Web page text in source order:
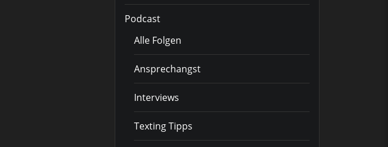
Podcast
Alle Folgen
Ansprechangst
Interviews
Texting Tipps